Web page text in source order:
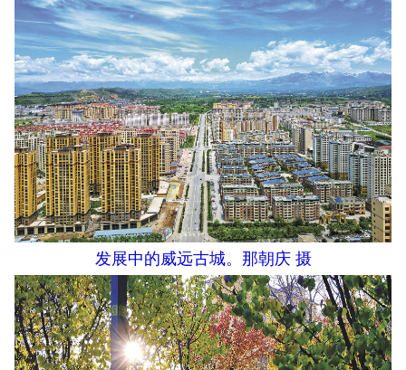
发展中的威远古城。那朝庆 摄